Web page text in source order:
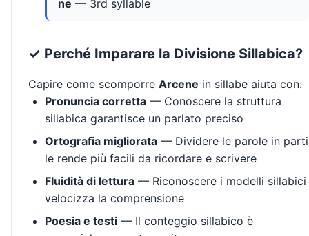
ne — 3rd syllable
✓ Perché Imparare la Divisione Sillabica?
Capire come scomporre Arcene in sillabe aiuta con:
Pronuncia corretta — Conoscere la struttura
sillabica garantisce un parlato preciso
Ortografia migliorata — Dividere le parole in parti
le rende più facili da ricordare e scrivere
Fluidità di lettura — Riconoscere i modelli sillabici
velocizza la comprensione
Poesia e testi — Il conteggio sillabico è